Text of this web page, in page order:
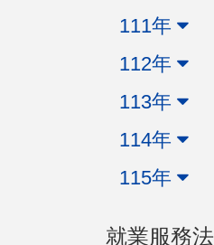
111年
112年
113年
114年
115年
就業服務法